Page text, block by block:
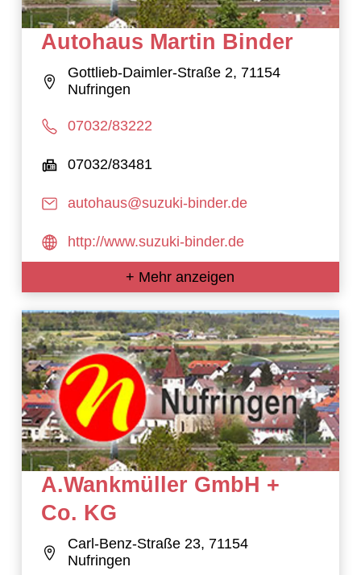
Autohaus Martin Binder
Gottlieb-Daimler-Straße 2, 71154
Nufringen
07032/83222
07032/83481
autohaus@suzuki-binder.de
http://www.suzuki-binder.de
+ Mehr anzeigen
A.Wankmüller GmbH +
Co. KG
Carl-Benz-Straße 23, 71154
Nufringen